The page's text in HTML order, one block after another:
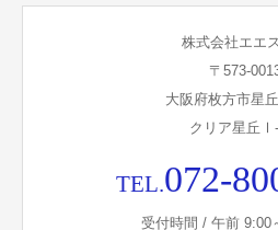
株式会社エエ
〒573-
大阪府枚方市星
クリア星丘
TEL.072-
受付時間 / 午前 9:00